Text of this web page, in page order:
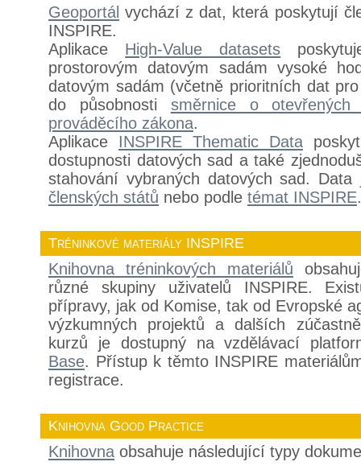
Geoportál vychází z dat, která poskytují
INSPIRE.
Aplikace High-Value datasets
prostorovým datovým sadám vysoké
datovým sadám (včetně prioritních dat
do působnosti směrnice o otevřených
prováděcího zákona.
Aplikace INSPIRE Thematic Data
dostupnosti datových sad a také
stahování vybraných datových sad.
členských států nebo podle témat INSPIRE.
Tréninkové materiály INSPIRE
Knihovna tréninkových materiálů
různé skupiny uživatelů INSPIRE.
přípravy, jak od Komise, tak od Evropské
výzkumných projektů a dalších
kurzů je dostupný na vzdělávací
Base. Přístup k těmto INSPIRE
registrace.
Knihovna Good Practice
Knihovna obsahuje následující typy